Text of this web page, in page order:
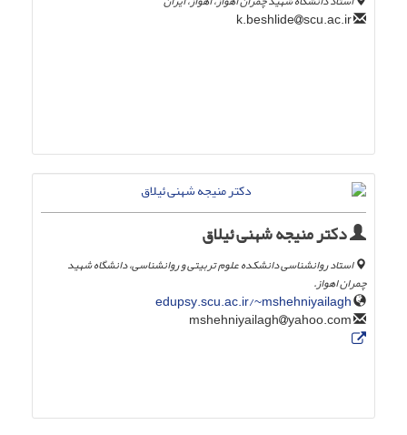
scu.ac.ir
دکتر منیجه شهنی ئیلاق
استاد روانشناسی دانشکده علوم تربیتی و روانشناسی، دانشگاه شهید
چمران اهواز.
edupsy.scu.ac.ir/~mshehniyailagh
yahoo.com